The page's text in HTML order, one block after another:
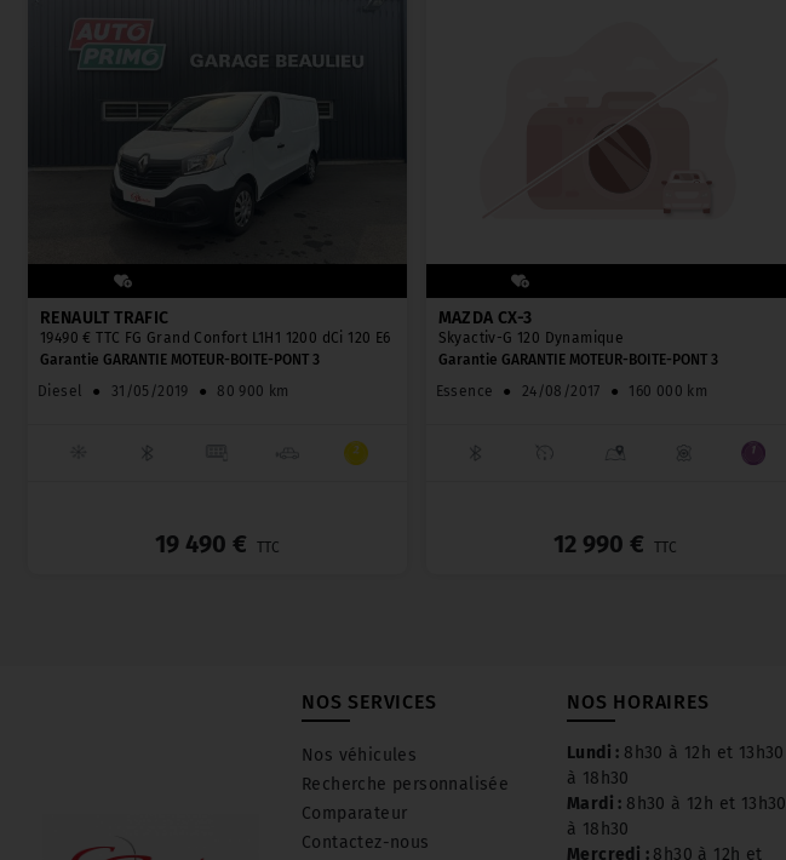
RENAULT TRAFIC
19490 € TTC FG Grand Confort L1H1 1200 dCi 120 E6
Garantie GARANTIE MOTEUR-BOITE-PONT 3
Diesel
● 31/05/2019 ● 80 900 km
19 490 € TTC
MAZDA CX-3
Skyactiv-G 120 Dynamique
Garantie GARANTIE MOTEUR-BOITE-PONT 3
Essence
● 24/08/2017 ● 160 000 km
12 990 € TTC
NOS SERVICES
Nos véhicules
Recherche personnalisée
Comparateur
Contactez-nous
NOS HORAIRES
Lundi : 8h30 à 12h et 13h30
à 18h30
Mardi : 8h30 à 12h et 13h30
à 18h30
Mercredi : 8h30 à 12h et